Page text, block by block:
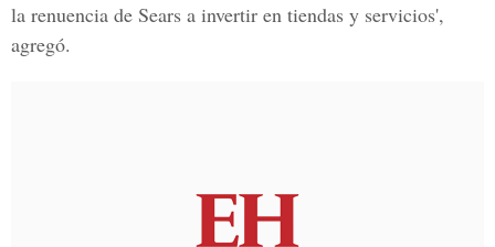
la renuencia de Sears a invertir en tiendas y servicios',
agregó.